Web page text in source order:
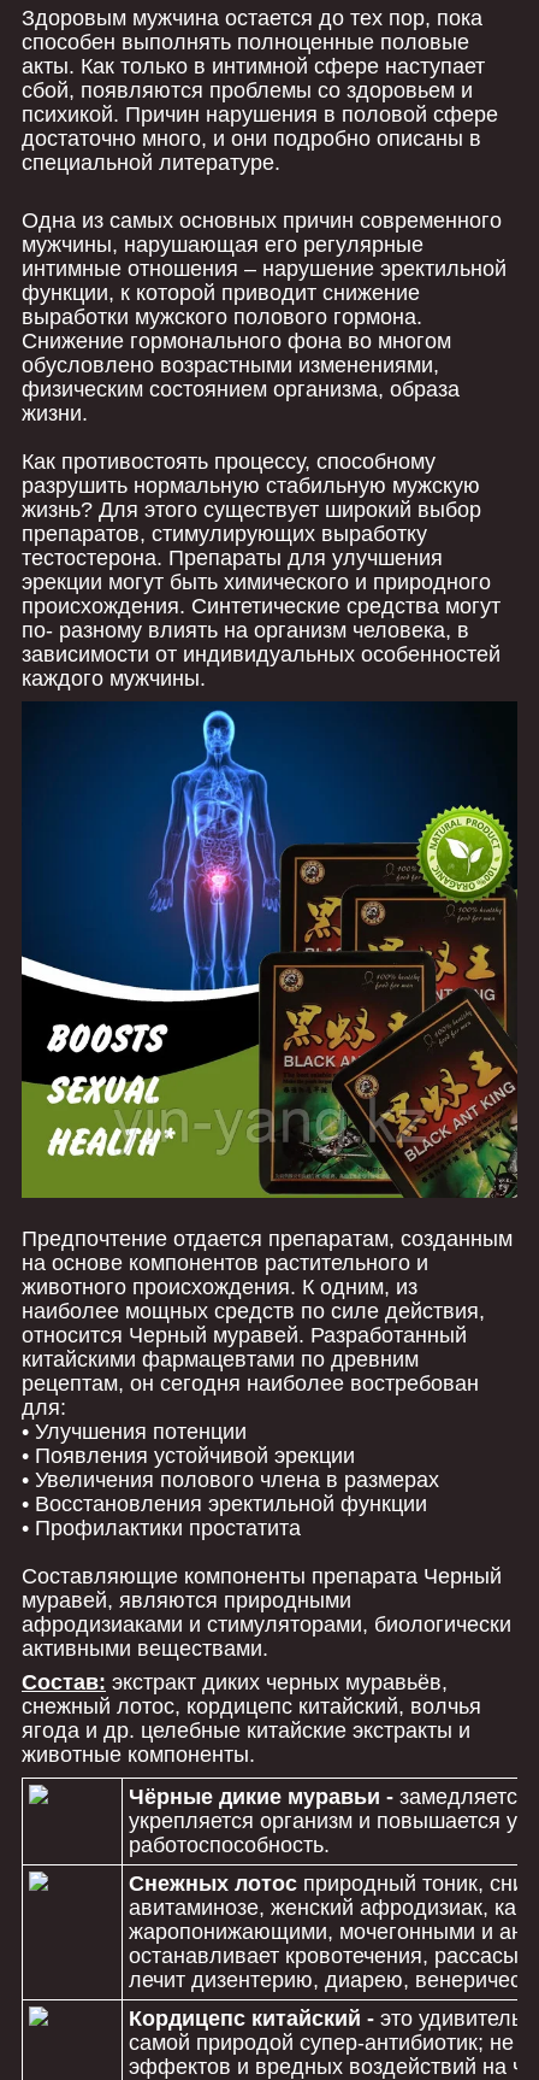
Здоровым мужчина остается до тех пор, пока
способен выполнять полноценные половые
акты. Как только в интимной сфере наступает
сбой, появляются проблемы со здоровьем и
психикой. Причин нарушения в половой сфере
достаточно много, и они подробно описаны в
специальной литературе.
Одна из самых основных причин современного
мужчины, нарушающая его регулярные
интимные отношения – нарушение эректильной
функции, к которой приводит снижение
выработки мужского полового гормона.
Снижение гормонального фона во многом
обусловлено возрастными изменениями,
физическим состоянием организма, образа
жизни.
Как противостоять процессу, способному
разрушить нормальную стабильную мужскую
жизнь? Для этого существует широкий выбор
препаратов, стимулирующих выработку
тестостерона. Препараты для улучшения
эрекции могут быть химического и природного
происхождения. Синтетические средства могут
по- разному влиять на организм человека, в
зависимости от индивидуальных особенностей
каждого мужчины.
Предпочтение отдается препаратам, созданным
на основе компонентов растительного и
животного происхождения. К одним, из
наиболее мощных средств по силе действия,
относится Черный муравей. Разработанный
китайскими фармацевтами по древним
рецептам, он сегодня наиболее востребован
для:
• Улучшения потенции
• Появления устойчивой эрекции
• Увеличения полового члена в размерах
• Восстановления эректильной функции
• Профилактики простатита
Составляющие компоненты препарата Черный
муравей, являются природными
афродизиаками и стимуляторами, биологически
активными веществами.
Состав: экстракт диких черных муравьёв,
снежный лотос, кордицепс китайский, волчья
ягода и др. целебные китайские экстракты и
животные компоненты.
Чёрные дикие муравьи - замедляется
укрепляется организм и повышается
работоспособность.
Снежных лотос природный тоник,
авитаминозе, женский афродизиак,
жаропонижающими, мочегонными и
останавливает кровотечения,
лечит дизентерию, диарею,
Кордицепс китайский - это
самой природой супер-антибиотик; не
эффектов и вредных воздействий на